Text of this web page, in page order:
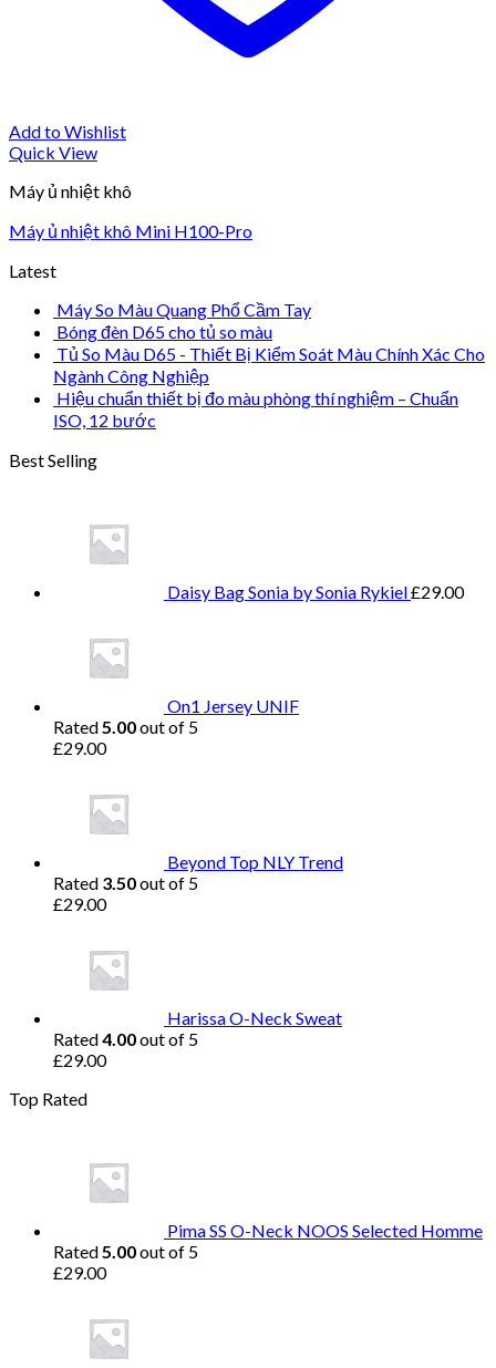
Add to Wishlist
Quick View
Máy ủ nhiệt khô
Máy ủ nhiệt khô Mini H100-Pro
Latest
Máy So Màu Quang Phổ Cầm Tay
Bóng đèn D65 cho tủ so màu
Tủ So Màu D65 - Thiết Bị Kiểm Soát Màu Chính Xác Cho
Ngành Công Nghiệp
Hiệu chuẩn thiết bị đo màu phòng thí nghiệm – Chuẩn
ISO, 12 bước
Best Selling
Daisy Bag Sonia by Sonia Rykiel£29.00
On1 Jersey UNIF
Rated 5.00out of 5
£29.00
Beyond Top NLY Trend
Rated 3.50out of 5
£29.00
Harissa O-Neck Sweat
Rated4.00out of 5
£29.00
Top Rated
Pima SS O-Neck NOOS Selected Homme
Rated 5.00out of 5
£29.00